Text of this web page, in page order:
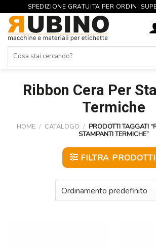
SPEDIZIONE GRATUITA PER ORDINI
Skip
content
Ribbon Cera Per
Termiche
HOME / CATALOGO / PRODOTTI TAGGATI
STAMPANTI TERMICHE”
FILTRA PRODOTTI